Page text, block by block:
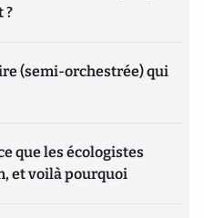
?
(semi-orchestrée) qui
que les écologistes
et voilà pourquoi